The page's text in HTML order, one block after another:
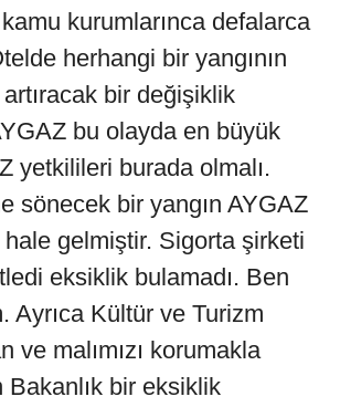
kurumlarınca defalarca
herhangi bir yangının
bir değişiklik
bu olayda en büyük
yetkilileri burada olmalı.
sönecek bir yangın AYGAZ
gelmiştir. Sigorta şirketi
eksiklik bulamadı. Ben
Ayrıca Kültür ve Turizm
ve malımızı korumakla
bir eksiklik